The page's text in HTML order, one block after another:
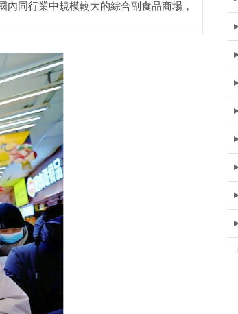
同行業中規模較大的綜合副食品商場，